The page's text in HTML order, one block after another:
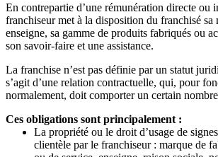
En contrepartie d’une rémunération directe ou
franchiseur met à la disposition du franchisé sa
enseigne, sa gamme de produits fabriqués ou
son savoir-faire et une assistance.
La franchise n’est pas définie par un statut
s’agit d’une relation contractuelle, qui, pour
normalement, doit comporter un certain
Ces obligations sont principalement :
La propriété ou le droit d’usage de
clientèle par le franchiseur : marque de